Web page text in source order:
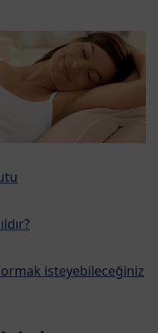
isteyebileceğiniz